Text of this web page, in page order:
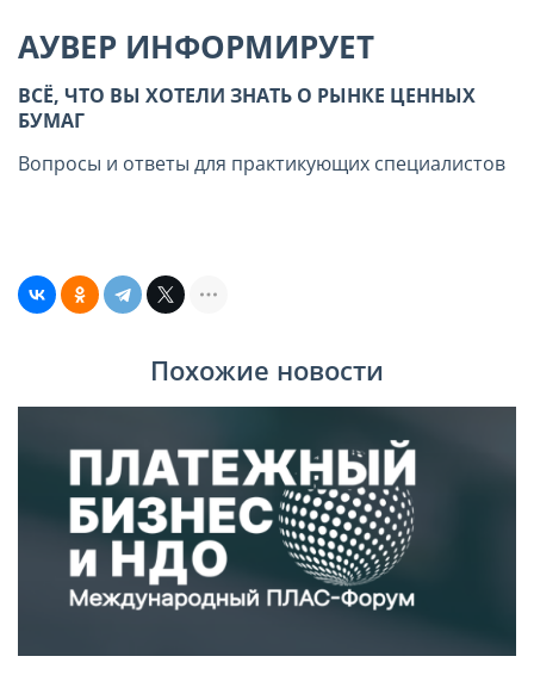
АУВЕР ИНФОРМИРУЕТ
ВСЁ, ЧТО ВЫ ХОТЕЛИ ЗНАТЬ О РЫНКЕ ЦЕННЫХ
БУМАГ
Вопросы и ответы для практикующих специалистов
Похожие новости